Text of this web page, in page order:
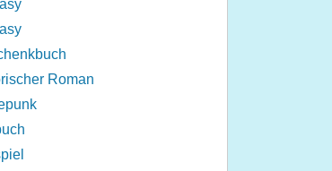
Roman